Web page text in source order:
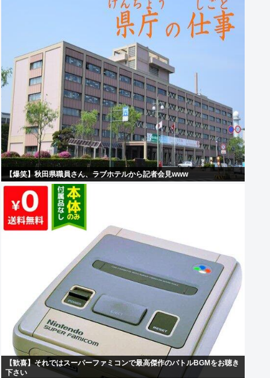
【爆笑】秋田県職員さん、ラブホテルから記者会見www
【歓喜】それではスーパーファミコンで最高傑作のバトルBGMをお聴き
下さい